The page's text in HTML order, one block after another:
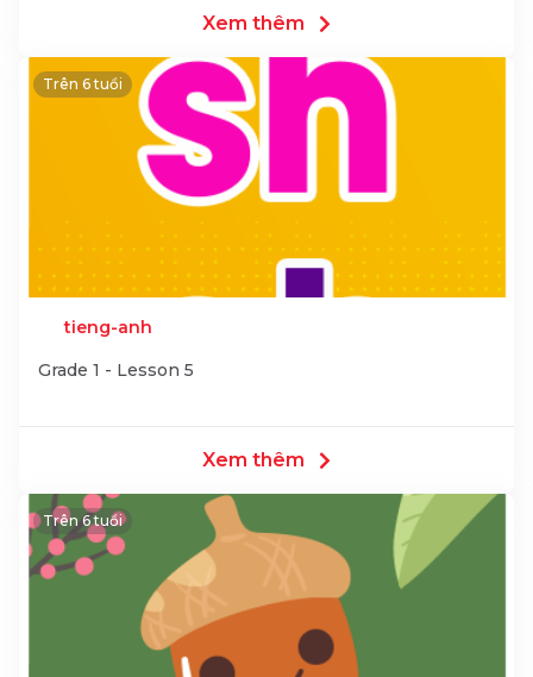
Xem thêm
Trên 6 tuổi
tieng-anh
Grade 1 - Lesson 5
Xem thêm
Trên 6 tuổi